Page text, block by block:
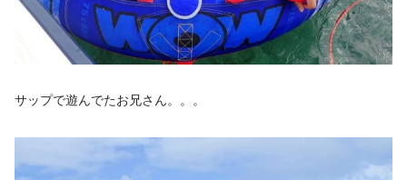
サップで遊んでたお兄さん。。。